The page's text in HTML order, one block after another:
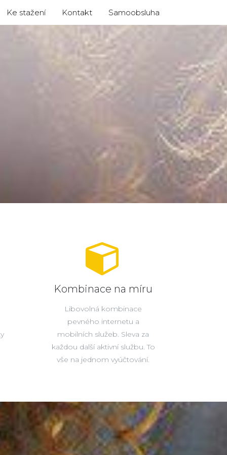
Ke stažení Kontakt Samoobsluha
Kombinace na míru
Libovolná kombinace
pevného internetu a
mobilních služeb. Sleva za
každou další aktivní službu. To
vše na jednom vyúčtování.